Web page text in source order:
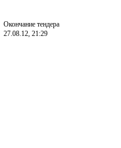
Окончание тендера
27.08.12, 21:29